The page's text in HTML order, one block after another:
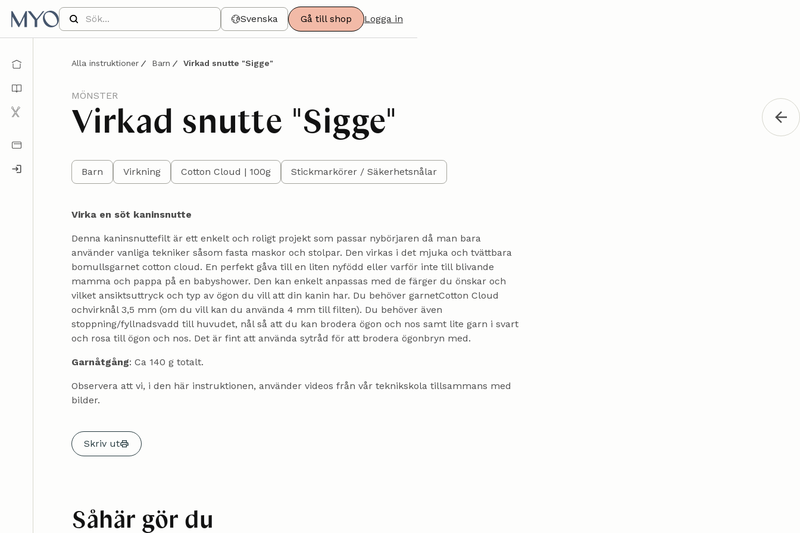
Svenska Gå till shop Logga in
Alla instruktioner Barn Virkad snutte "Sigge"
MÖNSTER
Virkad snutte "Sigge"
Barn Virkning Cotton Cloud | 100g Stickmarkörer / Säkerhetsnålar
Virka en söt kaninsnutte
Denna kaninsnuttefilt är ett enkelt och roligt projekt som passar nybörjaren då man bara
använder vanliga tekniker såsom fasta maskor och stolpar. Den virkas i det mjuka och tvättbara
bomullsgarnet cotton cloud. En perfekt gåva till en liten nyfödd eller varför inte till blivande
mamma och pappa på en babyshower. Den kan enkelt anpassas med de färger du önskar och
vilket ansiktsuttryck och typ av ögon du vill att din kanin har. Du behöver garnetCotton Cloud
ochvirknål 3,5 mm (om du vill kan du använda 4 mm till filten). Du behöver även
stoppning/fyllnadsvadd till huvudet, nål så att du kan brodera ögon och nos samt lite garn i svart
och rosa till ögon och nos. Det är fint att använda sytråd för att brodera ögonbryn med.
Garnåtgång: Ca 140 g totalt.
Observera att vi, i den här instruktionen, använder videos från vår teknikskola tillsammans med
bilder.
Skriv ut
Såhär gör du